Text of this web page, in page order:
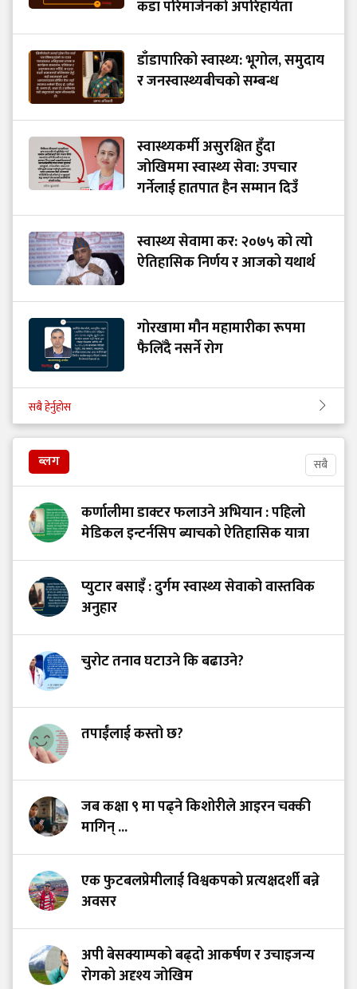
कडा परिमार्जनको अपरिहार्यता
डाँडापारिको स्वास्थ्य: भूगोल, समुदाय
र जनस्वास्थ्यबीचको सम्बन्ध
स्वास्थ्यकर्मी असुरक्षित हुँदा
जोखिममा स्वास्थ्य सेवा: उपचार
गर्नेलाई हातपात हैन सम्मान दिउँ
स्वास्थ्य सेवामा कर: २०७५ को त्यो
ऐतिहासिक निर्णय र आजको यथार्थ
गोरखामा मौन महामारीका रूपमा
फैलिँदै नसर्ने रोग
सबै हेर्नुहोस
ब्लग सबै
कर्णालीमा डाक्टर फलाउने अभियान : पहिलो
मेडिकल इन्टर्नसिप ब्याचको ऐतिहासिक यात्रा
प्युटार बसाइँ : दुर्गम स्वास्थ्य सेवाको वास्तविक
अनुहार
चुरोट तनाव घटाउने कि बढाउने?
तपाईंलाई कस्तो छ?
जब कक्षा ९ मा पढ्ने किशोरीले आइरन चक्की
मागिन् ...
एक फुटबलप्रेमीलाई विश्वकपको प्रत्यक्षदर्शी बन्ने
अवसर
अपी बेसक्याम्पको बढ्दो आकर्षण र उचाइजन्य
रोगको अदृश्य जोखिम